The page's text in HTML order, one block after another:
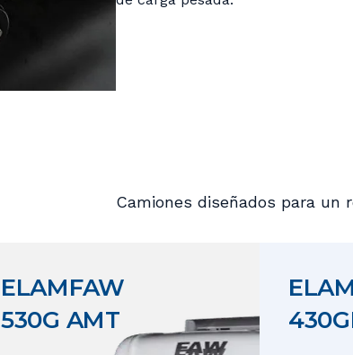
Camiones diseñados para un
ELAMFAW
530G AMT